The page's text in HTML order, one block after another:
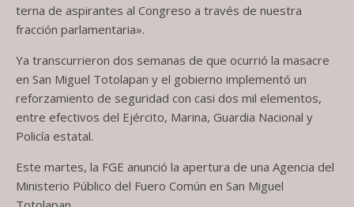
terna de aspirantes al Congreso a través de nuestra
fracción parlamentaria».
Ya transcurrieron dos semanas de que ocurrió la masacre
en San Miguel Totolapan y el gobierno implementó un
reforzamiento de seguridad con casi dos mil elementos,
entre efectivos del Ejército, Marina, Guardia Nacional y
Policía estatal.
Este martes, la FGE anunció la apertura de una Agencia del
Ministerio Público del Fuero Común en San Miguel